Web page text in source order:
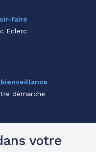
faire
Eclerc
démarche
votre